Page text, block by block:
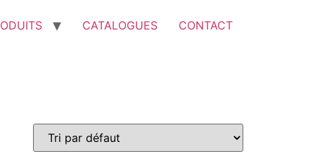
CATALOGUES CONTACT